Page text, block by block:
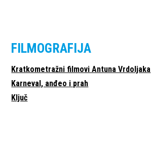
FILMOGRAFIJA
Kratkometražni filmovi Antuna Vrdoljaka
Karneval, anđeo i prah
Ključ